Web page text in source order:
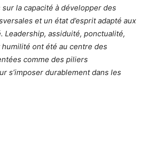
la capacité à développer des
et un état d’esprit adapté aux
Leadership, assiduité, ponctualité,
humilité ont été au centre des
comme des piliers
s’imposer durablement dans les